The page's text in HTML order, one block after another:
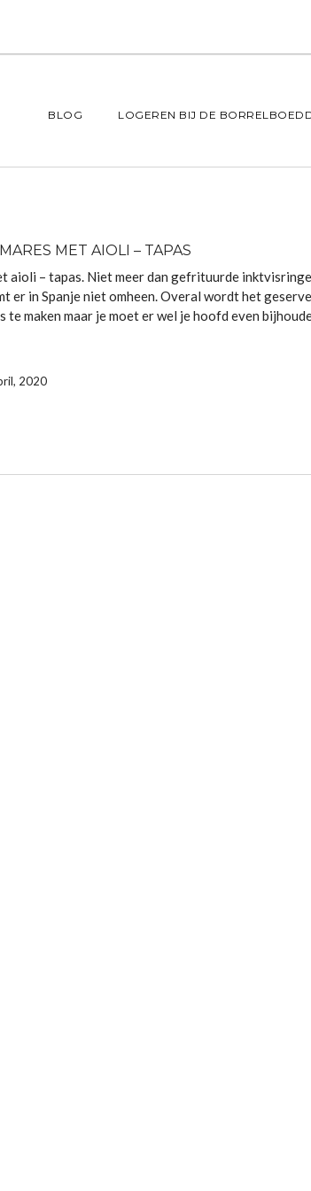
BLOG LOGEREN BIJ DE
MET AIOLI – TAPAS
aioli – tapas. Niet meer dan gefrituurde
er in Spanje niet omheen. Overal wordt het
maken maar je moet er wel je hoofd even
2020